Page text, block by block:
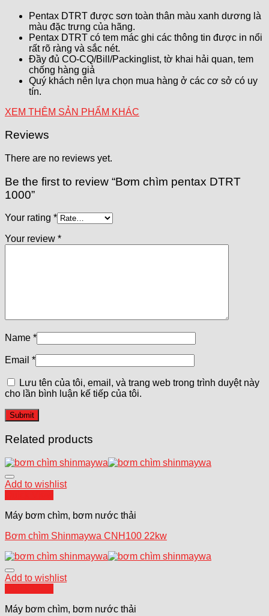
Pentax DTRT được sơn toàn thân màu xanh dương là
màu đặc trưng của hãng.
Pentax DTRT có tem mác ghi các thông tin được in nổi
rất rõ ràng và sắc nét.
Đầy đủ CO-CQ/Bill/Packinglist, tờ khai hải quan, tem
chống hàng giả
Quý khách nên lựa chọn mua hàng ở các cơ sở có uy
tín.
XEM THÊM SẢN PHẨM KHÁC
Reviews
There are no reviews yet.
Be the first to review “Bơm chìm pentax DTRT
1000”
Your rating *
Your review *
Name *
Email *
Lưu tên của tôi, email, và trang web trong trình duyệt này
cho lần bình luận kế tiếp của tôi.
Related products
Add to wishlist
Máy bơm chìm, bơm nước thải
Bơm chìm Shinmaywa CNH100 22kw
Add to wishlist
Máy bơm chìm, bơm nước thải